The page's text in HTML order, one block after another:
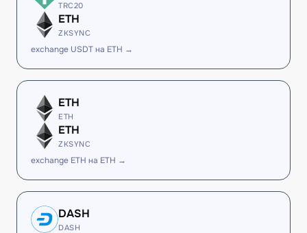
TRC20
ETH
ZKSYNC
exchange USDT на ETH →
ETH
ETH
ETH
ZKSYNC
exchange ETH на ETH →
DASH
DASH